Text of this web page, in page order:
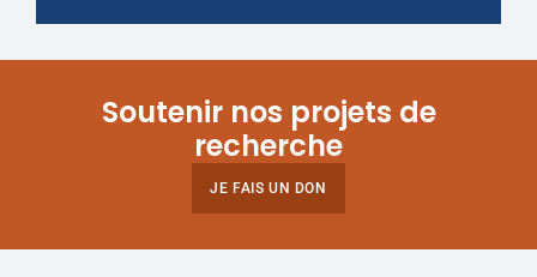
Soutenir nos projets de
recherche
JE FAIS UN DON